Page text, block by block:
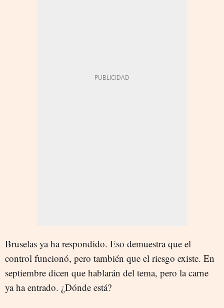
Bruselas ya ha respondido. Eso demuestra que el
control funcionó, pero también que el riesgo existe. En
septiembre dicen que hablarán del tema, pero la carne
ya ha entrado. ¿Dónde está?